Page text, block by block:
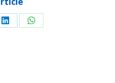
PartagerPartager